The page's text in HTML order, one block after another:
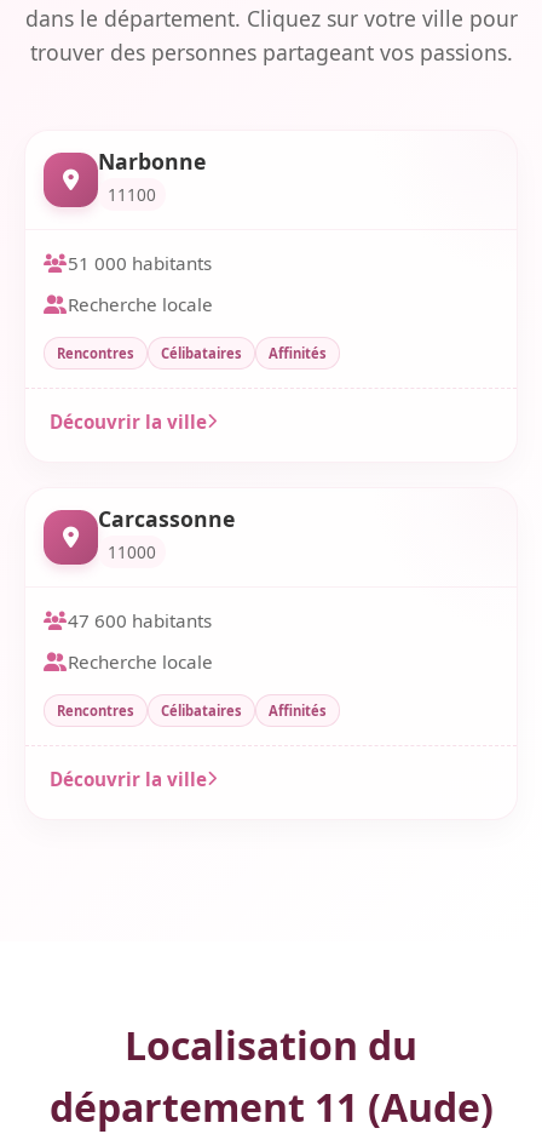
dans le département. Cliquez sur votre ville pour
trouver des personnes partageant vos passions.
Narbonne
11100
51 000 habitants
Recherche locale
Rencontres Célibataires Affinités
Découvrir la ville
Carcassonne
11000
47 600 habitants
Recherche locale
Rencontres Célibataires Affinités
Découvrir la ville
Localisation du
département 11 (Aude)